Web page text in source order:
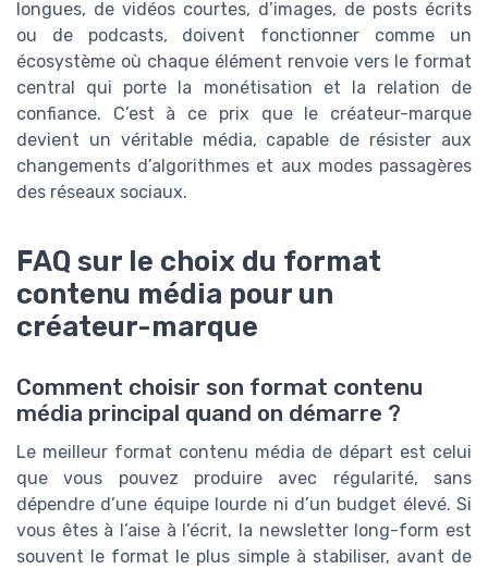
longues, de vidéos courtes, d’images, de posts écrits
ou de podcasts, doivent fonctionner comme un
écosystème où chaque élément renvoie vers le format
central qui porte la monétisation et la relation de
confiance. C’est à ce prix que le créateur-marque
devient un véritable média, capable de résister aux
changements d’algorithmes et aux modes passagères
des réseaux sociaux.
FAQ sur le choix du format
contenu média pour un
créateur-marque
Comment choisir son format contenu
média principal quand on démarre ?
Le meilleur format contenu média de départ est celui
que vous pouvez produire avec régularité, sans
dépendre d’une équipe lourde ni d’un budget élevé. Si
vous êtes à l’aise à l’écrit, la newsletter long-form est
souvent le format le plus simple à stabiliser, avant de